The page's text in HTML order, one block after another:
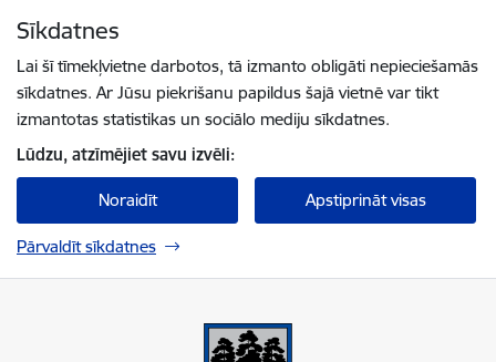
Sīkdatnes
Lai šī tīmekļvietne darbotos, tā izmanto obligāti nepieciešamās
sīkdatnes. Ar Jūsu piekrišanu papildus šajā vietnē var tikt
izmantotas statistikas un sociālo mediju sīkdatnes.
Lūdzu, atzīmējiet savu izvēli:
Noraidīt Apstiprināt visas
Pārvaldīt sīkdatnes